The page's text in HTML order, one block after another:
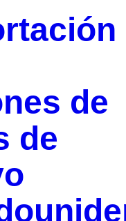
de
de